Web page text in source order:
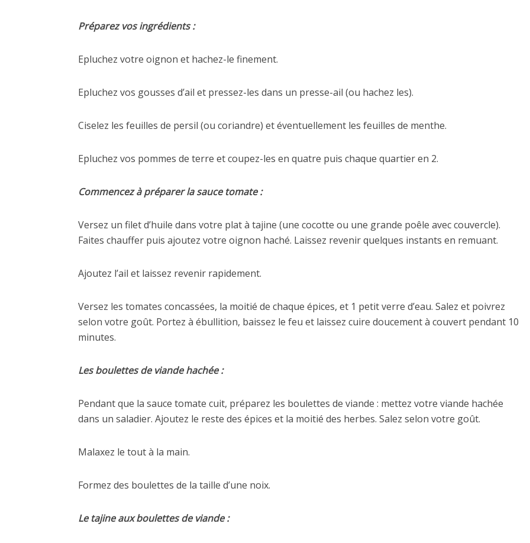
Préparez vos ingrédients :
Epluchez votre oignon et hachez-le finement.
Epluchez vos gousses d’ail et pressez-les dans un presse-ail (ou hachez les).
Ciselez les feuilles de persil (ou coriandre) et éventuellement les feuilles de menthe.
Epluchez vos pommes de terre et coupez-les en quatre puis chaque quartier en 2.
Commencez à préparer la sauce tomate :
Versez un filet d’huile dans votre plat à tajine (une cocotte ou une grande poêle avec couvercle).
Faites chauffer puis ajoutez votre oignon haché. Laissez revenir quelques instants en remuant.
Ajoutez l’ail et laissez revenir rapidement.
Versez les tomates concassées, la moitié de chaque épices, et 1 petit verre d’eau. Salez et poivrez
selon votre goût. Portez à ébullition, baissez le feu et laissez cuire doucement à couvert pendant 10
minutes.
Les boulettes de viande hachée :
Pendant que la sauce tomate cuit, préparez les boulettes de viande : mettez votre viande hachée
dans un saladier. Ajoutez le reste des épices et la moitié des herbes. Salez selon votre goût.
Malaxez le tout à la main.
Formez des boulettes de la taille d’une noix.
Le tajine aux boulettes de viande :